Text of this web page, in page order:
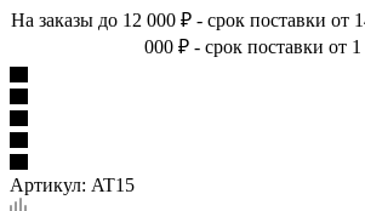
На заказы до 12 000 ₽ - срок поставки от
000 ₽ - срок поставки от 1
Артикул: AT15